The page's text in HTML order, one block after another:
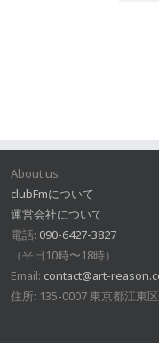
About us:
clubFmについて
運営会社について
電話: 090-6427-3827
（平日10時〜18時）
Email: contact@art-
住所: 135-0007 東京都江東